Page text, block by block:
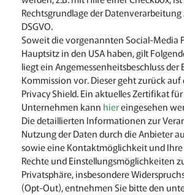
Rechtsgrundlage der Datenverarbeitung
DSGVO.
Soweit die vorgenannten Social-Media
Hauptsitz in den USA haben, gilt
liegt ein Angemessenheitsbeschluss der
Kommission vor. Dieser geht zurück auf
Privacy Shield. Ein aktuelles Zertifikat
Unternehmen kann hiereingesehen
Die detaillierten Informationen zur
Nutzung der Daten durch die Anbieter
sowie eine Kontaktmöglichkeit und
Rechte und Einstellungsmöglichkeiten
Privatsphäre, insbesondere
(Opt-Out), entnehmen Sie bitte den